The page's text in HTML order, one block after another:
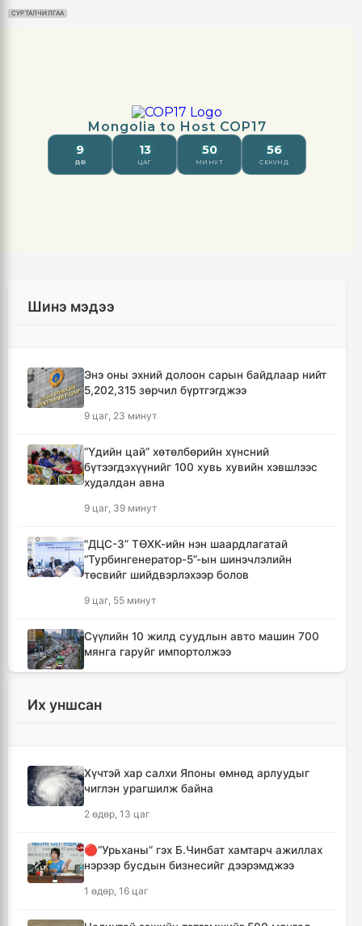
СУРТАЛЧИЛГАА
Шинэ мэдээ
Энэ оны эхний долоон сарын байдлаар нийт
5,202,315 зөрчил бүртгэгджээ
9 цаг, 23 минут
“Үдийн цай” хөтөлбөрийн хүнсний
бүтээгдэхүүнийг 100 хувь хувийн хэвшлээс
худалдан авна
9 цаг, 39 минут
"ДЦС-3” ТӨХК-ийн нэн шаардлагатай
“Турбингенератор-5”-ын шинэчлэлийн
төсвийг шийдвэрлэхээр болов
9 цаг, 55 минут
Сүүлийн 10 жилд суудлын авто машин 700
мянга гаруйг импортолжээ
Монгол Улсын гадаад валютын нөөц анх
Өмнөд Солонгост хэт халууны улмаас амиа
Шатахуун дамлан борлуулсан хоёр
Их уншсан
Хүчтэй хар салхи Японы өмнөд арлуудыг
чиглэн урагшилж байна
2 өдөр, 13 цаг
🔴“Урьханы” гэх Б.Чинбат хамтарч ажиллах
нэрээр бусдын бизнесийг дээрэмджээ
1 өдөр, 16 цаг